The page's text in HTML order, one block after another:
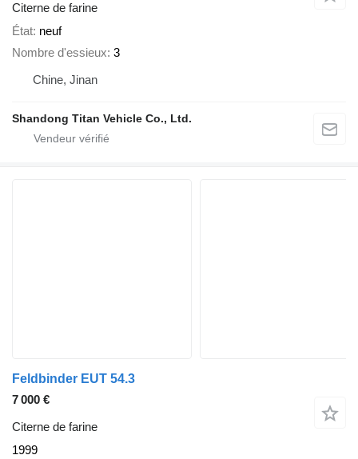
Citerne de farine
État neuf
Nombre d'essieux 3
Chine, Jinan
Shandong Titan Vehicle Co., Ltd.
Feldbinder EUT 54.3
7 000 €
Citerne de farine
1999